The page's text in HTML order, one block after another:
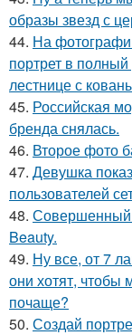
образы звезд с
44. На
портрет в
лестнице с
45. Российская
бренда снялась.
46. Второе фото
47. Девушка
пользователей
48. Совершенный
Beauty.
49. Ну все, от 7
они хотят, чтобы
почаще?
50. Создай